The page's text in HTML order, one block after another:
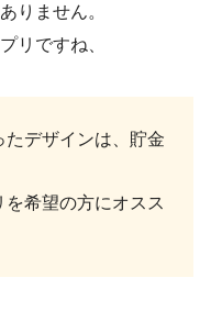
りません。
リですね、
デザインは、貯金
希望の方にオスス